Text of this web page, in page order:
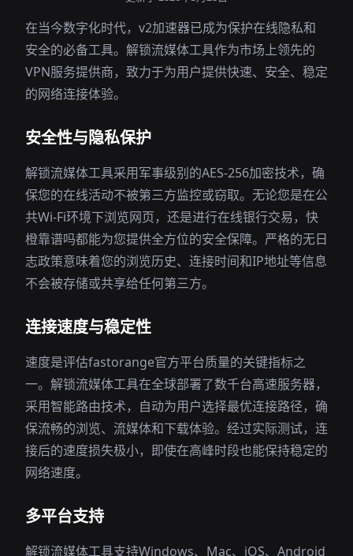
在当今数字化时代，v2加速器已成为保护在线隐私和
安全的必备工具。解锁流媒体工具作为市场上领先的
VPN服务提供商，致力于为用户提供快速、安全、稳定
的网络连接体验。
安全性与隐私保护
解锁流媒体工具采用军事级别的AES-256加密技术，确
保您的在线活动不被第三方监控或窃取。无论您是在公
共Wi-Fi环境下浏览网页，还是进行在线银行交易，快
橙靠谱吗都能为您提供全方位的安全保障。严格的无日
志政策意味着您的浏览历史、连接时间和IP地址等信息
不会被存储或共享给任何第三方。
连接速度与稳定性
速度是评估fastorange官方平台质量的关键指标之
一。解锁流媒体工具在全球部署了数千台高速服务器，
采用智能路由技术，自动为用户选择最优连接路径，确
保流畅的浏览、流媒体和下载体验。经过实际测试，连
接后的速度损失极小，即使在高峰时段也能保持稳定的
网络速度。
多平台支持
解锁流媒体工具支持Windows、Mac、iOS、Android